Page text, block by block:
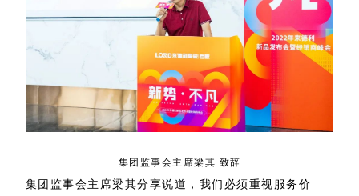
集团监事会主席梁其 致辞
集团监事会主席梁其分享说道，我们必须重视服务价